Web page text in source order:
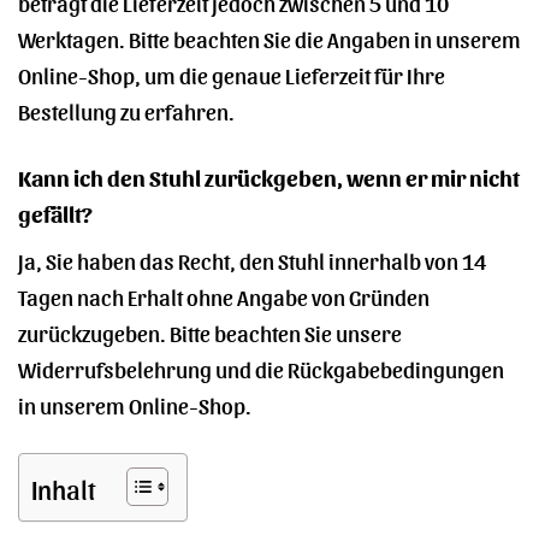
Werktagen. Bitte beachten Sie die Angaben in unserem
Online-Shop, um die genaue Lieferzeit für Ihre
Bestellung zu erfahren.
Kann ich den Stuhl zurückgeben, wenn er mir nicht
gefällt?
Ja, Sie haben das Recht, den Stuhl innerhalb von 14
Tagen nach Erhalt ohne Angabe von Gründen
zurückzugeben. Bitte beachten Sie unsere
Widerrufsbelehrung und die Rückgabebedingungen
in unserem Online-Shop.
Inhalt